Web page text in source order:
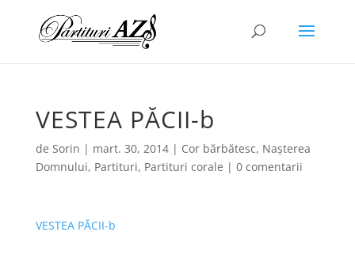
VESTEA PĂCII-b
de Sorin | mart. 30, 2014| Cor bărbătesc, Nașterea
Domnului, Partituri, Partituri corale | 0 comentarii
VESTEA PĂCII-b